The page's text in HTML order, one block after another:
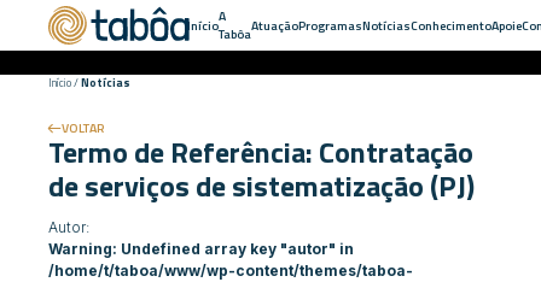
InícioA
TabôaAtuaçãoProgramasNotíciasConhecimentoApoie
Início/Notícias
Termo de Referência: Contratação
de serviços de sistematização (PJ)
VOLTAR
Autor:
Warning: Undefined array key "autor" in
/home/t/taboa/www/wp-content/themes/taboa-